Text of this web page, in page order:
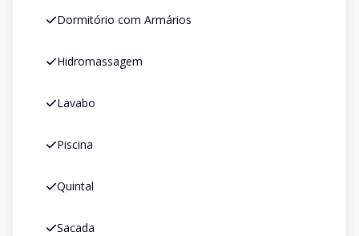
Dormitório com Armários
Hidromassagem
Lavabo
Piscina
Quintal
Sacada